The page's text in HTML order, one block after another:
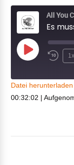
All You
Play
1x
TEILEN
Datei herunterladen
00:32:02 |